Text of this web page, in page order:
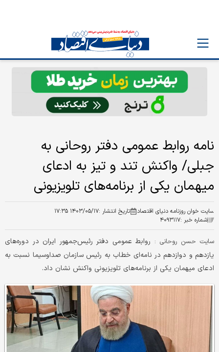
نامه روابط عمومی دفتر روحانی به
جبلی/ واکنش تند و تیز به ادعای
میهمان یکی از برنامه‌های تلویزیونی
سایت خوان روزنامه دنیای اقتصاد تاریخ انتشار :۱۴۰۳/۰۵/۱۷ ۱۷:۳۵
شماره خبر :۴۰۹۳۱۱۷
سایت حسن روحانی : روابط عمومی دفتر رئیس‌جمهور ایران در دوره‌های
یازدهم و دوازدهم در نامه‌ای خطاب به رئیس سازمان صداوسیما نسبت به
ادعای میهمان یکی از برنامه‌های تلویزیونی واکنش نشان داد.